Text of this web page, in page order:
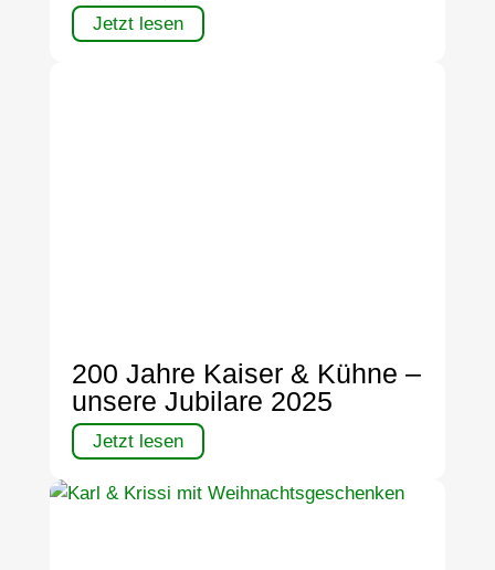
Jetzt lesen
200 Jahre Kaiser & Kühne –
unsere Jubilare 2025
Jetzt lesen